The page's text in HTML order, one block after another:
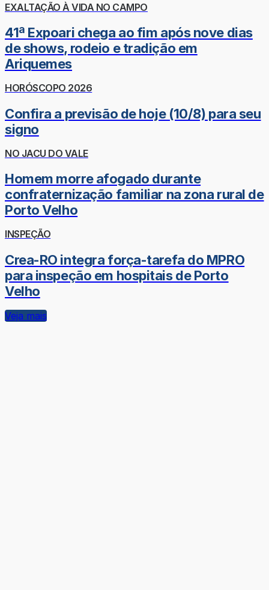
EXALTAÇÃO À VIDA NO CAMPO
41ª Expoari chega ao fim após nove dias
de shows, rodeio e tradição em
Ariquemes
HORÓSCOPO 2026
Confira a previsão de hoje (10/8) para seu
signo
NO JACU DO VALE
Homem morre afogado durante
confraternização familiar na zona rural de
Porto Velho
INSPEÇÃO
Crea-RO integra força-tarefa do MPRO
para inspeção em hospitais de Porto
Velho
Veja mais